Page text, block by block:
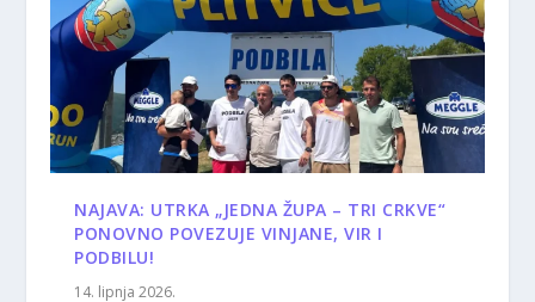
NAJAVA: UTRKA „JEDNA ŽUPA – TRI CRKVE“
PONOVNO POVEZUJE VINJANE, VIR I
PODBILU!
14. lipnja 2026.